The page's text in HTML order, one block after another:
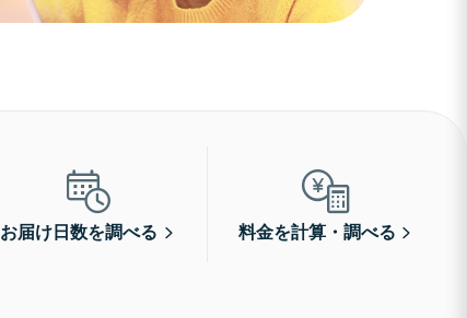
お届け日数を調べる 料金を計算・調べる